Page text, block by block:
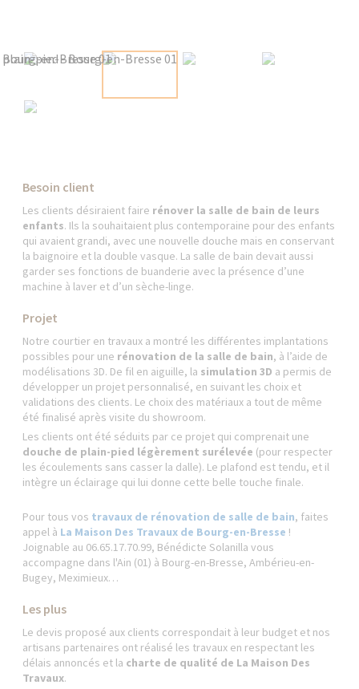
Besoin client
Les clients désiraient faire rénover la salle de bain de leurs
enfants. Ils la souhaitaient plus contemporaine pour des enfants
qui avaient grandi, avec une nouvelle douche mais en conservant
la baignoire et la double vasque. La salle de bain devait aussi
garder ses fonctions de buanderie avec la présence d’une
machine à laver et d’un sèche-linge.
Projet
Notre courtier en travaux a montré les différentes implantations
possibles pour une rénovation de la salle de bain, à l’aide de
modélisations 3D. De fil en aiguille, la simulation 3D a permis de
développer un projet personnalisé, en suivant les choix et
validations des clients. Le choix des matériaux a tout de même
été finalisé après visite du showroom.
Les clients ont été séduits par ce projet qui comprenait une
douche de plain-pied légèrement surélevée (pour respecter
les écoulements sans casser la dalle). Le plafond est tendu, et il
intègre un éclairage qui lui donne cette belle touche finale.
Pour tous vos travaux de rénovation de salle de bain, faites
appel à La Maison Des Travaux de Bourg-en-Bresse !
Joignable au 06.65.17.70.99, Bénédicte Solanilla vous
accompagne dans l'Ain (01) à Bourg-en-Bresse, Ambérieu-en-
Bugey, Meximieux…
Les plus
Le devis proposé aux clients correspondait à leur budget et nos
artisans partenaires ont réalisé les travaux en respectant les
délais annoncés et la charte de qualité de La Maison Des
Travaux.